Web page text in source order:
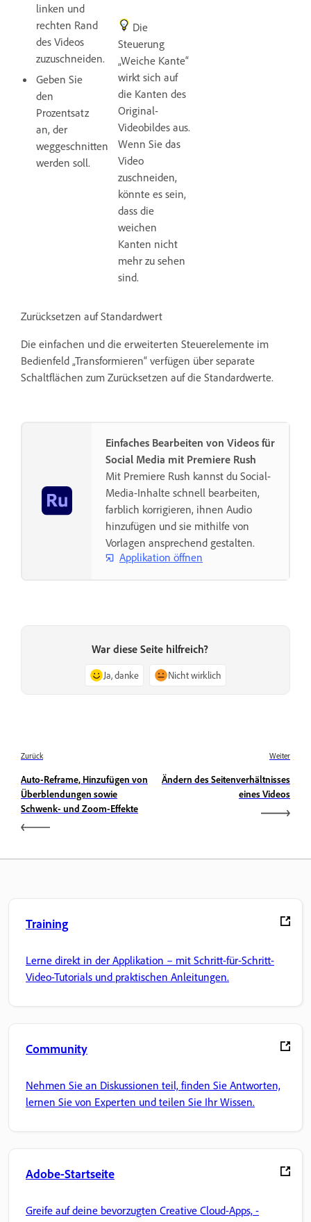
linken und
rechten Rand
des Videos
zuzuschneiden.
Geben Sie
den
Prozentsatz
an, der
weggeschnitten
werden soll.
Die
Steuerung
„Weiche Kante“
wirkt sich auf
die Kanten des
Original-
Videobildes aus.
Wenn Sie das
Video
zuschneiden,
könnte es sein,
dass die
weichen
Kanten nicht
mehr zu sehen
sind.
Zurücksetzen auf Standardwert
Die einfachen und die erweiterten Steuerelemente im
Bedienfeld „Transformieren“ verfügen über separate
Schaltflächen zum Zurücksetzen auf die Standardwerte.
Einfaches Bearbeiten von Videos für
Social Media mit Premiere Rush
Mit Premiere Rush kannst du Social-
Media-Inhalte schnell bearbeiten,
farblich korrigieren, ihnen Audio
hinzufügen und sie mithilfe von
Vorlagen ansprechend gestalten.
Applikation öffnen
War diese Seite hilfreich?
Ja, danke Nicht wirklich
Zurück
Auto-Reframe, Hinzufügen von
Überblendungen sowie
Schwenk- und Zoom-Effekte
Weiter
Ändern des Seitenverhältnisses
eines Videos
Training
Lerne direkt in der Applikation – mit Schritt-für-Schritt-
Video-Tutorials und praktischen Anleitungen.
Community
Nehmen Sie an Diskussionen teil, finden Sie Antworten,
lernen Sie von Experten und teilen Sie Ihr Wissen.
Adobe-Startseite
Greife auf deine bevorzugten Creative Cloud-Apps, -